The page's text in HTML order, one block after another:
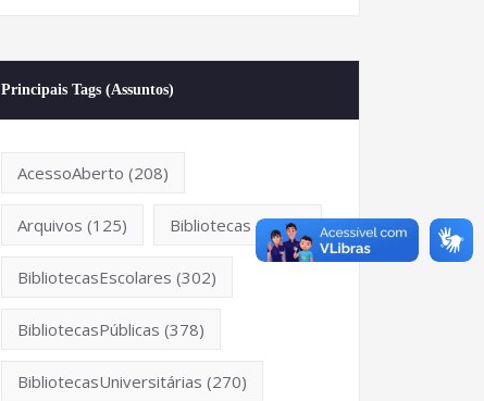
Principais Tags (Assuntos)
AcessoAberto (208)
Arquivos (125) Bibliotecas (1053)
BibliotecasEscolares (302)
BibliotecasPúblicas (378)
BibliotecasUniversitárias (270)